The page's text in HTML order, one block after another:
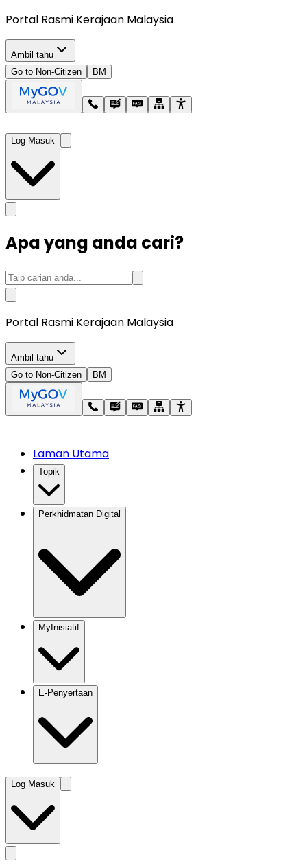
Portal Rasmi Kerajaan Malaysia
Ambil tahu
Go to Non-Citizen
BM
Log Masuk
Apa yang anda cari?
Portal Rasmi Kerajaan Malaysia
Ambil tahu
Go to Non-Citizen
BM
Laman Utama
Topik
Perkhidmatan Digital
MyInisiatif
E-Penyertaan
Log Masuk